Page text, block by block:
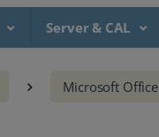
Server & CAL
Microsoft Office